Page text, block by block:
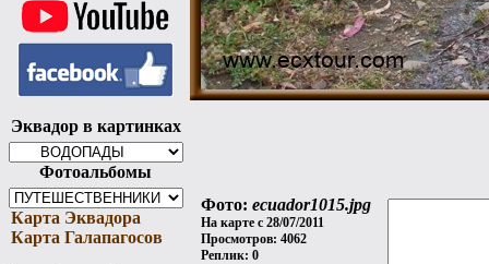
Эквадор в картинках
Фотоальбомы
Карта Эквадора
Карта Галапагосов
Фото: ecuador1015.jpg
На карте с 28/07/2011
Просмотров: 4062
Реплик: 0